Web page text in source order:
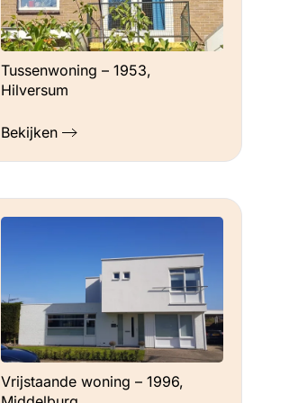
Tussenwoning – 1953,
Hilversum
Bekijken
Vrijstaande woning – 1996,